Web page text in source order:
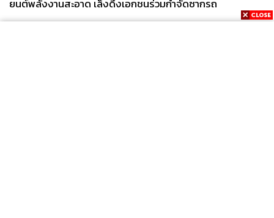
ยนต์พลังงานสะอาด เล็งดึงเอกชนร่วมกำจัดซากรถ